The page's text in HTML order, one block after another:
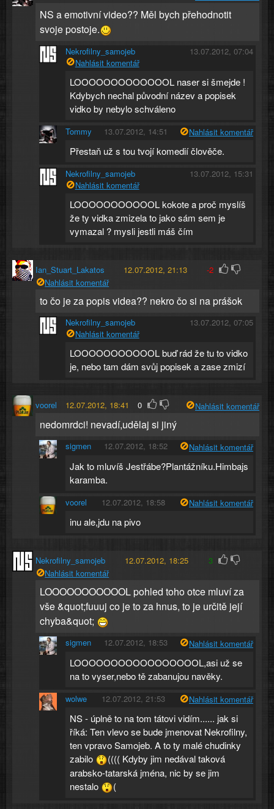
NS a emotivní video?? Měl bych přehodnotit
svoje postoje.
Nekrofilny_samojeb
13.07.2012, 07:04
Nahlásit komentář
LOOOOOOOOOOOOOL naser si šmejde !
Kdybych nechal původní název a popisek
vidko by nebylo schváleno
Tommy 13.07.2012, 14:51 Nahlásit komentář
Přestaň už s tou tvojí komedií člověče.
Nekrofilny_samojeb
13.07.2012, 15:31
Nahlásit komentář
LOOOOOOOOOOOL kokote a proč myslíš
že ty vidka zmizela to jako sám sem je
vymazal ? mysli jestli máš čím
Ian_Stuart_Lakatos 12.07.2012, 21:13
-2
Nahlásit komentář
to čo je za popis videa?? nekro čo si na prášok
Nekrofilny_samojeb
13.07.2012, 07:05
Nahlásit komentář
LOOOOOOOOOOOL buď rád že tu to vidko
je, nebo tam dám svůj popisek a zase zmizí
voorel 12.07.2012, 18:41 0 Nahlásit komentář
nedomrdci! nevadí,udělaj si jiný
sigmen 12.07.2012, 18:52 Nahlásit komentář
Jak to mluvíš Jestřábe?Plantážníku.Himbajs
karamba.
voorel 12.07.2012, 18:58 Nahlásit komentář
inu ale,jdu na pivo
Nekrofilny_samojeb 12.07.2012, 18:25
3
Nahlásit komentář
LOOOOOOOOOOOL pohled toho otce mluví za
vše &quot;fuuuj co je to za hnus, to je určitě její
chyba&quot;
sigmen 12.07.2012, 18:53 Nahlásit komentář
LOOOOOOOOOOOOOOOOOL,asi už se
na to vyser,nebo tě zabanujou navěky.
wolwe 12.07.2012, 21:53 Nahlásit komentář
NS - úplně to na tom tátovi vidím...... jak si
říká: Ten vlevo se bude jmenovat Nekrofilny,
ten vpravo Samojeb. A to ty malé chudinky
zabilo
(((( Kdyby jim nedával taková
arabsko-tatarská jména, nic by se jim
nestalo
(